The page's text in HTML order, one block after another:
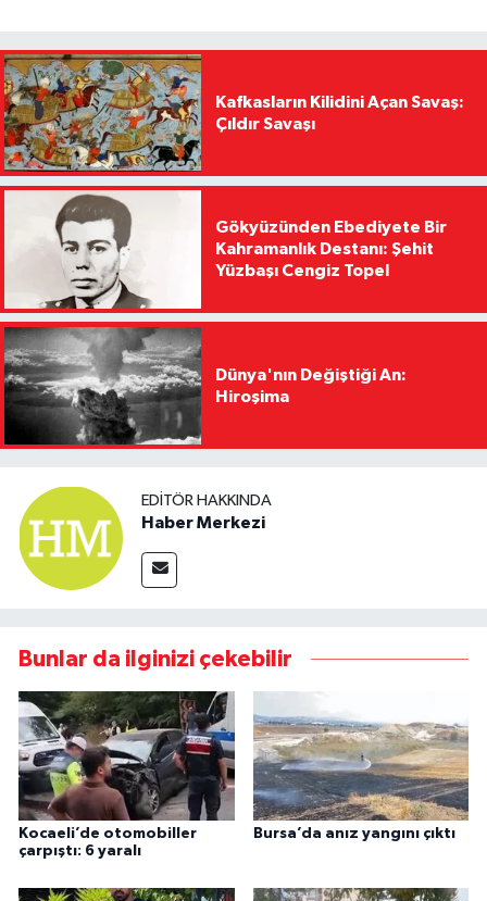
Kafkasların Kilidini Açan Savaş:
Çıldır Savaşı
Gökyüzünden Ebediyete Bir
Kahramanlık Destanı: Şehit
Yüzbaşı Cengiz Topel
Dünya'nın Değiştiği An:
Hiroşima
EDITÖR HAKKINDA
Haber Merkezi
Bunlar da ilginizi çekebilir
Kocaeli’de otomobiller
çarpıştı: 6 yaralı
Bursa’da anız yangını çıktı